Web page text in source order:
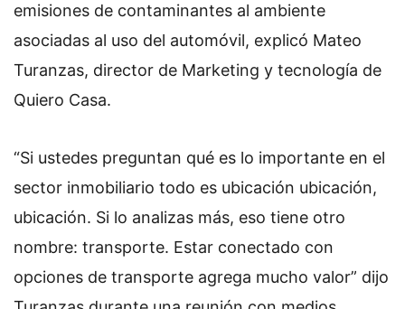
emisiones de contaminantes al ambiente
asociadas al uso del automóvil, explicó Mateo
Turanzas, director de Marketing y tecnología de
Quiero Casa.
“Si ustedes preguntan qué es lo importante en el
sector inmobiliario todo es ubicación ubicación,
ubicación. Si lo analizas más, eso tiene otro
nombre: transporte. Estar conectado con
opciones de transporte agrega mucho valor” dijo